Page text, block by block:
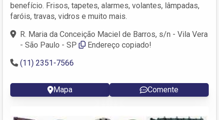
benefício. Frisos, tapetes, alarmes, volantes, lâmpadas,
faróis, travas, vidros e muito mais.
R. Maria da Conceição Maciel de Barros, s/n - Vila Vera
- São Paulo - SP
Endereço copiado!
(11) 2351-7566
Mapa Comente